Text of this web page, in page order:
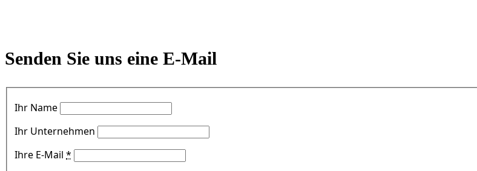
Senden Sie uns eine E-Mail
Ihr Name
Ihr Unternehmen
Ihre E-Mail *